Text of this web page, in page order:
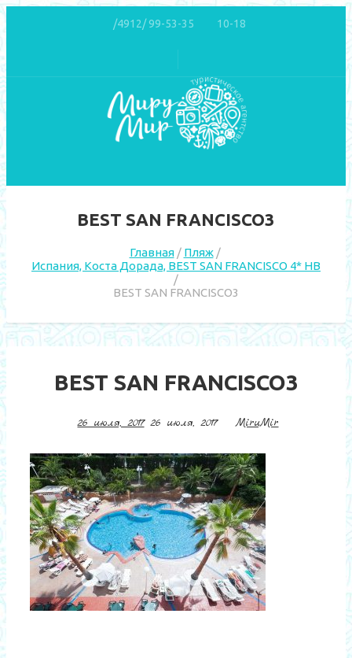
/4912/ 99-53-35 10-18
BEST SAN FRANCISCO3
Главная
Пляж
Испания, Коста Дорада, BEST SAN FRANCISCO 4* HB
BEST SAN FRANCISCO3
BEST SAN FRANCISCO3
26 июля, 2017 26 июля, 2017 MiruMir